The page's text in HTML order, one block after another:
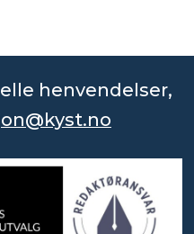
henvendelser,